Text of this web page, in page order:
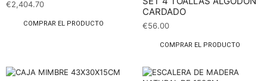
€2,404.70
COMPRAR EL PRODUCTO
CARDADO
€56.00
COMPRAR EL PRODUCTO